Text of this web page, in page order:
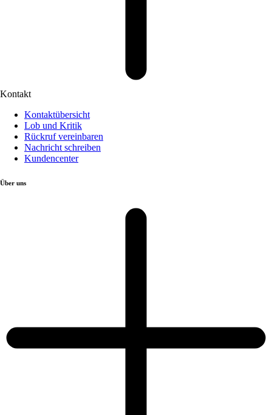
Kontakt
Kontaktübersicht
Lob und Kritik
Rückruf vereinbaren
Nachricht schreiben
Kundencenter
Über uns